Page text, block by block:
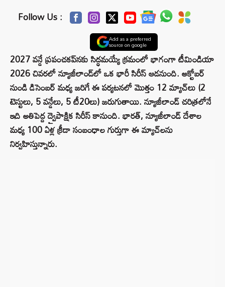
Follow Us :
Add as a preferred
source on google
2027 వన్డే ప్రపంచకప్‌నకు సిద్ధమయ్యే క్రమంలో భాగంగా టీమిండియా
2026 చివరలో న్యూజీలాండ్‌లో ఒక భారీ సిరీస్ ఆడనుంది. అక్టోబర్
నుండి డిసెంబర్ మధ్య జరిగే ఈ పర్యటనలో మొత్తం 12 మ్యాచ్‌లు (2
టెస్టులు, 5 వన్డేలు, 5 టీ20లు) జరుగుతాయి. న్యూజీలాండ్ చరిత్రలోనే
ఇది అతిపెద్ద ద్వైపాక్షిక సిరీస్ కానుంది. భారత్, న్యూజీలాండ్ దేశాల
మధ్య 100 ఏళ్ల క్రీడా సంబంధాల గుర్తుగా ఈ మ్యాచ్‌లను
నిర్వహిస్తున్నారు.